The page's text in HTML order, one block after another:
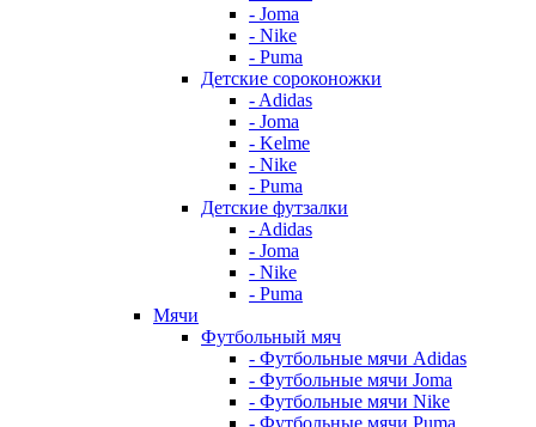
- Joma
- Nike
- Puma
Детские сороконожки
- Adidas
- Joma
- Kelme
- Nike
- Puma
Детские футзалки
- Adidas
- Joma
- Nike
- Puma
Мячи
Футбольный мяч
- Футбольные мячи Adidas
- Футбольные мячи Joma
- Футбольные мячи Nike
- Футбольные мячи Puma